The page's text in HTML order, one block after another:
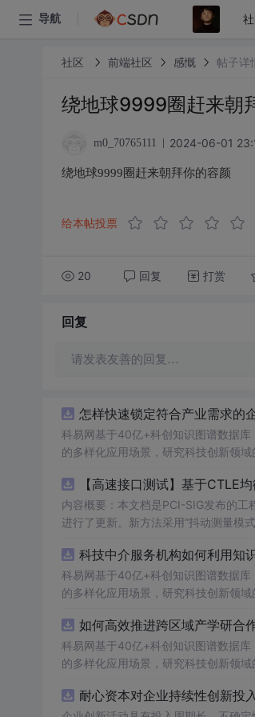
导航
社区 前端社区 感慨 帖子详
绕地球9999圈赶来朝
m0_70765111 2024-06-01
绕地球9999圈赶来朝拜你的容颜
给本帖投票
20 回复 打赏
回复
请发表友善的回复…
怎样快速锁定符合产业需求的
科易网基于40亿+科创知识图谱数据
的多样化应用场景，研究科技创新领
【高速接口测试】基于CTLE
内容概要：本文档是PCI-SIG发布的
进行了更新。新方法采用“抖动测量模
去嵌入过程中高频噪声放大带来的测量不准确性。
证或测试的工程师，尤其是涉及PC
科技中介服务机构如何利用知
科易网基于40亿+科创知识图谱数据
的多样化应用场景，研究科技创新领
如何高效推进跨区域产学研合
科易网基于40亿+科创知识图谱数据
的多样化应用场景，研究科技创新领
耐心资本对企业持续性创新投